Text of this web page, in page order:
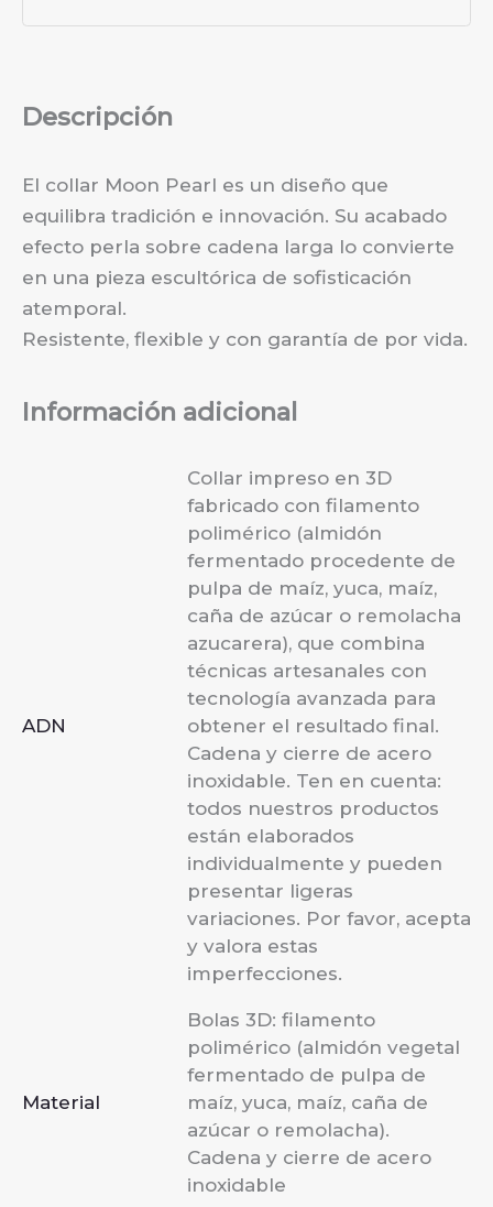
Descripción
El collar Moon Pearl es un diseño que
equilibra tradición e innovación. Su acabado
efecto perla sobre cadena larga lo convierte
en una pieza escultórica de sofisticación
atemporal.
Resistente, flexible y con garantía de por vida.
Información adicional
ADN
Collar impreso en 3D
fabricado con filamento
polimérico (almidón
fermentado procedente de
pulpa de maíz, yuca, maíz,
caña de azúcar o remolacha
azucarera), que combina
técnicas artesanales con
tecnología avanzada para
obtener el resultado final.
Cadena y cierre de acero
inoxidable. Ten en cuenta:
todos nuestros productos
están elaborados
individualmente y pueden
presentar ligeras
variaciones. Por favor, acepta
y valora estas
imperfecciones.
Material
Bolas 3D: filamento
polimérico (almidón vegetal
fermentado de pulpa de
maíz, yuca, maíz, caña de
azúcar o remolacha).
Cadena y cierre de acero
inoxidable